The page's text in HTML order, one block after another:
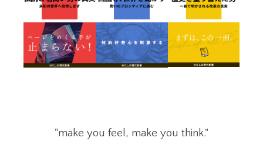
"make you feel, make you think."